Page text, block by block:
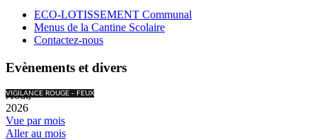
ECO-LOTISSEMENT Communal
Menus de la Cantine Scolaire
Contactez-nous
Evènements et divers
VIGILANCE ROUGE - FEUX
Août,
2026
Vue par mois
Aller au mois